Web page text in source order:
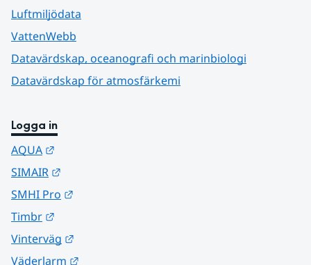
Luftmiljödata
VattenWebb
Datavärdskap, oceanografi och marinbiologi
Datavärdskap för atmosfärkemi
Logga in
AQUA
SIMAIR
SMHI Pro
Timbr
Vinterväg
Väderlarm